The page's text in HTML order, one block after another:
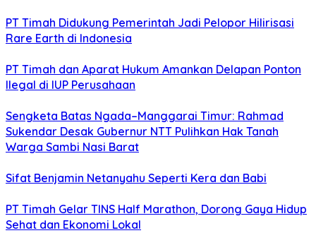
PT Timah Didukung Pemerintah Jadi Pelopor Hilirisasi
Rare Earth di Indonesia
PT Timah dan Aparat Hukum Amankan Delapan Ponton
Ilegal di IUP Perusahaan
Sengketa Batas Ngada–Manggarai Timur: Rahmad
Sukendar Desak Gubernur NTT Pulihkan Hak Tanah
Warga Sambi Nasi Barat
Sifat Benjamin Netanyahu Seperti Kera dan Babi
PT Timah Gelar TINS Half Marathon, Dorong Gaya Hidup
Sehat dan Ekonomi Lokal